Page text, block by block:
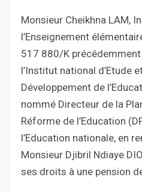
Monsieur Cheikhna LAM,
l’Enseignement
517 880/K
l’Institut national d’Etude
Développement de
nommé Directeur de la
Réforme de l’Education
l’Education nationale, en
Monsieur Djibril Ndiaye
ses droits à une pension